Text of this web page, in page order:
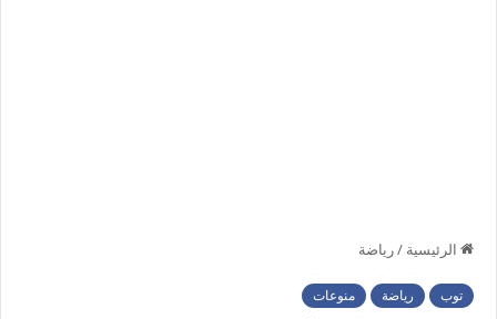
الرئيسية /رياضة
توب رياضة منوعات